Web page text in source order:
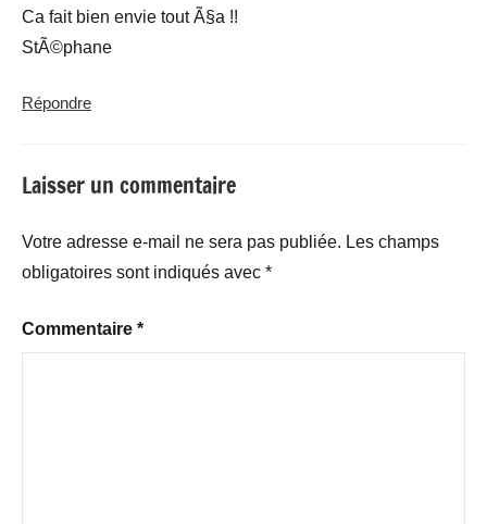
Ca fait bien envie tout Ã§a !!
StÃ©phane
Répondre
Laisser un commentaire
Votre adresse e-mail ne sera pas publiée. Les champs
obligatoires sont indiqués avec *
Commentaire *